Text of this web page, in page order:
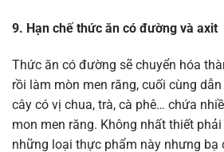
9. Hạn chế thức ăn có đường và axit
Thức ăn có đường sẽ chuyển hóa
rồi làm mòn men răng, cuối cùng
cây có vị chua, trà, cà phê… chứa
mon men răng. Không nhất thiết
những loại thực phẩm này nhưng bạ